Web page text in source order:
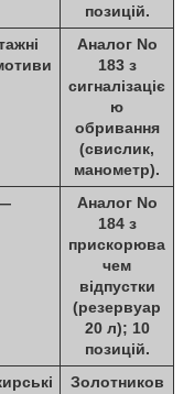
позицій.
Аналог No
183 з
сигналізаціє
ю
обривання
(свислик,
манометр).
Аналог No
184 з
прискорюва
чем
відпустки
(резервуар
20 л); 10
позицій.
Золотников